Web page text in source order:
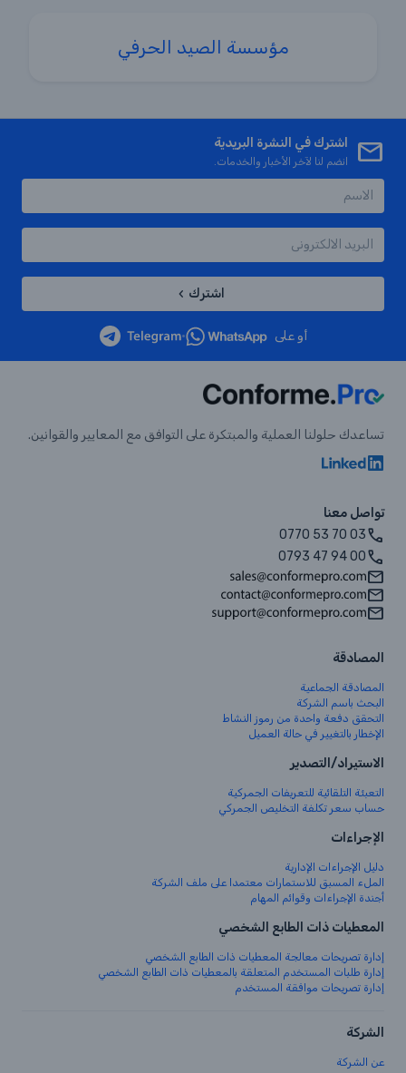
مؤسسة الصيد الحرفي
اشترك في النشرة البريدية
انضم لنا لآخر الأخبار والخدمات.
اشترك
أو على •
تساعدك حلولنا العملية والمبتكرة على التوافق مع المعايير والقوانين.
تواصل معنا
0770 53 70 03
0793 47 94 00
المصادقة
المصادقة الجماعية
البحث باسم الشركة
التحقق دفعة واحدة من رموز النشاط
الإخطار بالتغيير في حالة العميل
الاستيراد/التصدير
التعبئة التلقائية للتعريفات الجمركية
حساب سعر تكلفة التخليص الجمركي
الإجراءات
دليل الإجراءات الإدارية
الملء المسبق للاستمارات معتمدا على ملف الشركة
أجندة الإجراءات وقوائم المهام
المعطيات ذات الطابع الشخصي
إدارة تصريحات معالجة المعطيات ذات الطابع الشخصي
إدارة طلبات المستخدم المتعلقة بالمعطيات ذات الطابع الشخصي
إدارة تصريحات موافقة المستخدم
الشركة
عن الشركة